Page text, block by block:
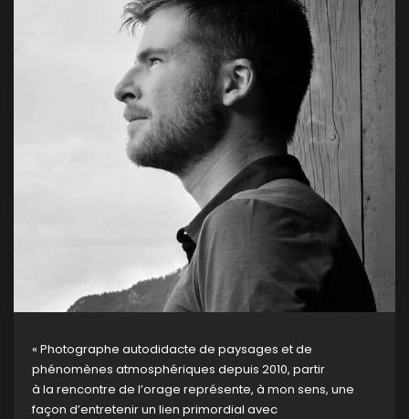
« Photographe autodidacte de paysages et de
phénomènes atmosphériques depuis 2010, partir
à la rencontre de l’orage représente, à mon sens, une
façon d’entretenir un lien primordial avec